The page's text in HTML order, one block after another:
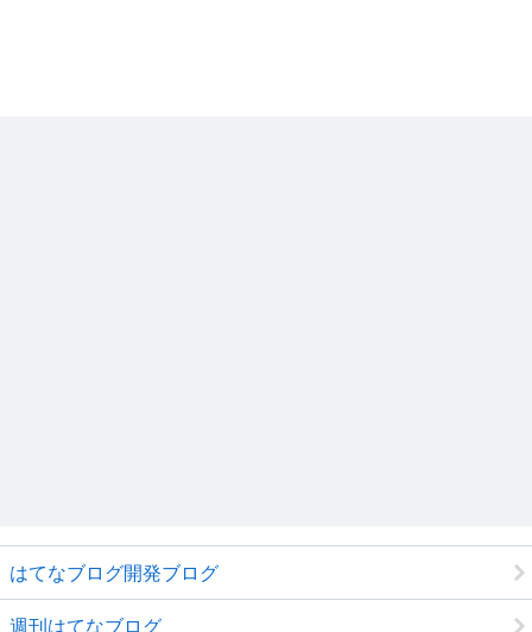
はてなブログ開発ブログ
週刊はてなブログ